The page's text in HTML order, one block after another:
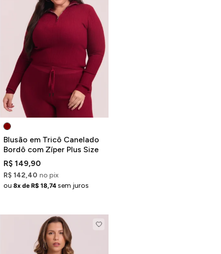
Blusão em Tricô Canelado
Bordô com Zíper Plus Size
R$ 149,90
R$ 142,40 no pix
ou 8x de R$ 18,74 sem juros